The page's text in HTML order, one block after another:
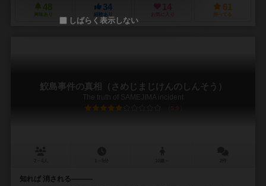
48
興味あり
34
経験あり お気に入り
61
持ってる
鮫島事件の真相（さめじまじけんのしんそう）
The truth of SAMEJIMA incident
5.9
知れば 消される———
しばらく表示しない